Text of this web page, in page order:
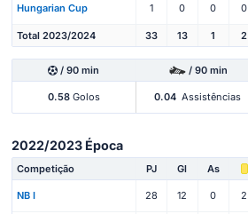
Hungarian Cup 1 0 0 0
Total 2023/2024 33 13 1 2
/ 90 min / 90 min
0.58Golos 0.04 Assistências
2022/2023 Época
Competição PJ Gl As
NB I 28 12 0 2